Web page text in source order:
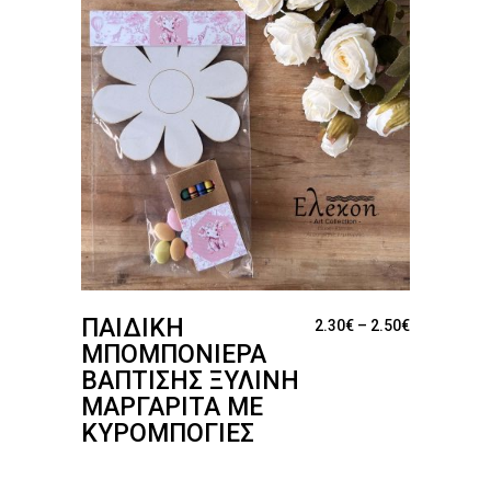
ΠΑΙΔΙΚΉ
ΜΠΟΜΠΟΝΙΈΡΑ
ΒΆΠΤΙΣΗΣ ΞΎΛΙΝΗ
ΜΑΡΓΑΡΊΤΑ ΜΕ
ΚΥΡΟΜΠΟΓΙΈΣ
2.30€ – 2.50€Price